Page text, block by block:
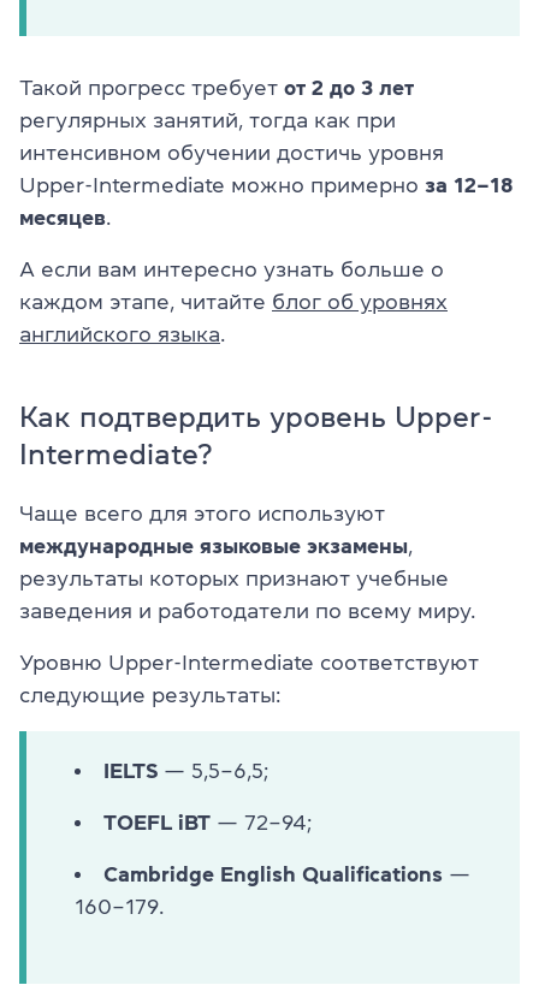
Такой прогресс требует от 2 до 3 лет
регулярных занятий, тогда как при
интенсивном обучении достичь уровня
Upper-Intermediate можно примерно за 12–18
месяцев
А если вам интересно узнать больше о
каждом этапе, читайте блог об уровнях
английского языка
Как подтвердить уровень Upper-
Intermediate?
Чаще всего для этого используют
международные языковые экзамены
результаты которых признают учебные
заведения и работодатели по всему миру.
Уровню Upper-Intermediate соответствуют
следующие результаты:
IELTS — 5,5–6,5;
TOEFL iBT — 72–94;
Cambridge English Qualifications —
160–179.